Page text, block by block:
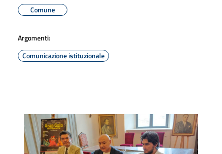
Comune
Argomenti:
Comunicazione istituzionale